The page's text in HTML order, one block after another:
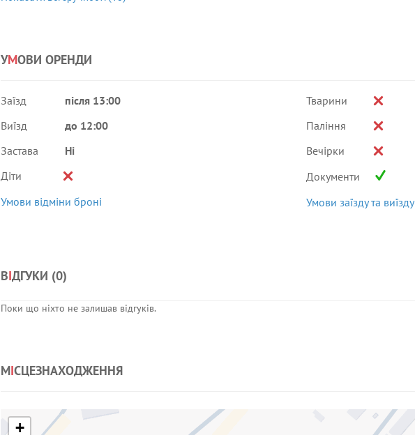
УМОВИ ОРЕНДИ
Заїзд
після 13:00
Виїзд
до 12:00
Застава
Ні
Діти
Умови відміни броні
Тварини
Паління
Вечірки
Документи
Умови заїзду та виїзду
ВІДГУКИ (0)
Поки що ніхто не залишав відгуків.
МІСЦЕЗНАХОДЖЕННЯ
+